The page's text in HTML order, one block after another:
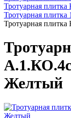
Тротуарная плитка
Тротуарная плитка
Тротуарная
Желтый